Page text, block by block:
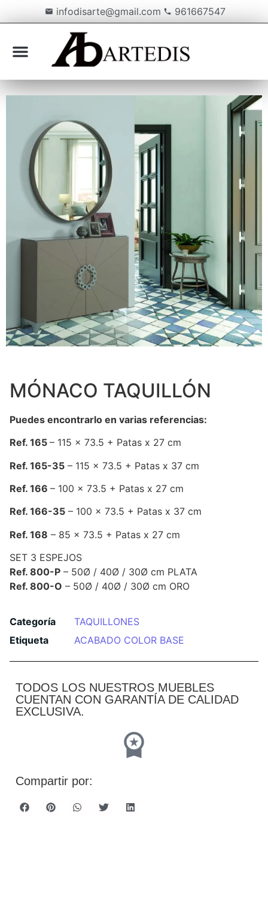
infodisarte@gmail.com 961667547
MÓNACO TAQUILLÓN
Puedes encontrarlo en varias referencias:
Ref. 165 – 115 x 73.5 + Patas x 27 cm
Ref. 165-35 – 115 x 73.5 + Patas x 37 cm
Ref. 166 – 100 x 73.5 + Patas x 27 cm
Ref. 166-35 – 100 x 73.5 + Patas x 37 cm
Ref. 168 – 85 x 73.5 + Patas x 27 cm
SET 3 ESPEJOS
Ref. 800-P – 50Ø / 40Ø / 30Ø cm PLATA
Ref. 800-O – 50Ø / 40Ø / 30Ø cm ORO
Categoría
TAQUILLONES
Etiqueta
ACABADO COLOR BASE
TODOS LOS NUESTROS MUEBLES
CUENTAN CON GARANTÍA DE CALIDAD
EXCLUSIVA.
Compartir por: